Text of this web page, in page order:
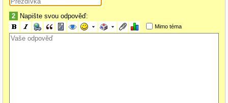
2 Napište svou odpověď:
Mimo téma